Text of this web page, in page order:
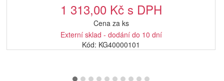
1 313,00 Kč s DPH
Cena za ks
Externí sklad - dodání do 10 dní
Kód: KG40000101